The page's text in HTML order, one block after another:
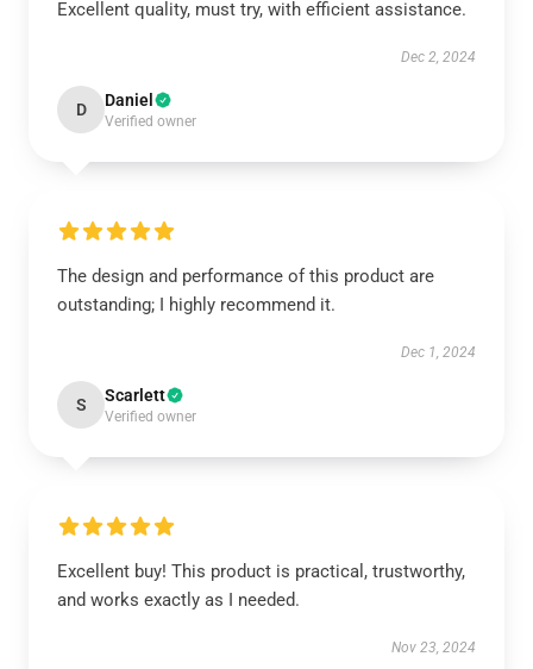
Excellent quality, must try, with efficient assistance.
Dec 2, 2024
D Daniel
Verified owner
The design and performance of this product are
outstanding; I highly recommend it.
Dec 1, 2024
S Scarlett
Verified owner
Excellent buy! This product is practical, trustworthy,
and works exactly as I needed.
Nov 23, 2024